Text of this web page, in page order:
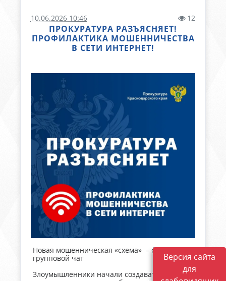
Версия сайта
для
10.06.2026 10:46 12
ПРОКУРАТУРА РАЗЪЯСНЯЕТ!
ПРОФИЛАКТИКА МОШЕННИЧЕСТВА
В СЕТИ ИНТЕРНЕТ!
Новая мошенническая «схема» – фальшивый
групповой чат
Злоумышленники начали создавать